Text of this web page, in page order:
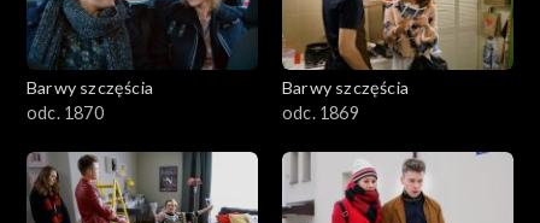
Barwy szczęścia
odc. 1870
Barwy szczęścia
odc. 1869